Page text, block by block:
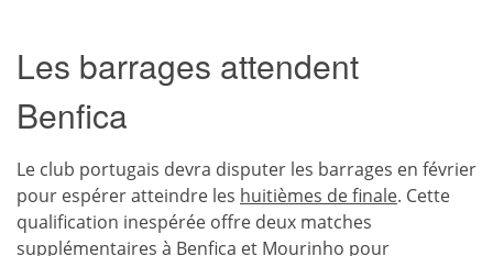
Les barrages attendent
Benfica
Le club portugais devra disputer les barrages en février
pour espérer atteindre les huitièmes de finale. Cette
qualification inespérée offre deux matches
supplémentaires à Benfica et Mourinho pour